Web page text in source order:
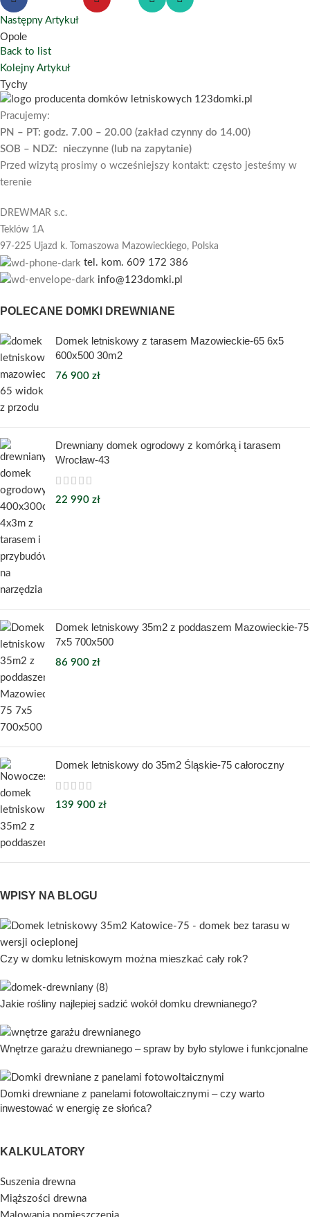
Następny Artykuł
Opole
Back to list
Kolejny Artykuł
Tychy
Pracujemy:
PN – PT: godz. 7.00 – 20.00 (zakład czynny do 14.00)
SOB – NDZ: nieczynne (lub na zapytanie)
Przed wizytą prosimy o wcześniejszy kontakt: często jesteśmy w
terenie
DREWMAR s.c.
Teklów 1A
97-225 Ujazd k. Tomaszowa Mazowieckiego, Polska
tel. kom. 609 172 386
info@123domki.pl
POLECANE DOMKI DREWNIANE
Domek letniskowy z tarasem Mazowieckie-65 6x5
600x500 30m2
76 900 zł
Drewniany domek ogrodowy z komórką i tarasem
Wrocław-43
22 990 zł
Domek letniskowy 35m2 z poddaszem Mazowieckie-75
7x5 700x500
86 900 zł
Domek letniskowy do 35m2 Śląskie-75 całoroczny
139 900 zł
WPISY NA BLOGU
Czy w domku letniskowym można mieszkać cały rok?
Jakie rośliny najlepiej sadzić wokół domku drewnianego?
Wnętrze garażu drewnianego – spraw by było stylowe i funkcjonalne
Domki drewniane z panelami fotowoltaicznymi – czy warto
inwestować w energię ze słońca?
KALKULATORY
Suszenia drewna
Miąższości drewna